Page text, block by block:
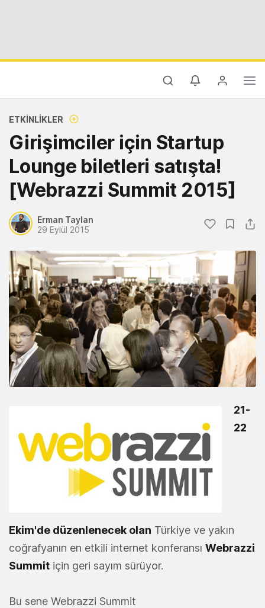
ETKINLIKLER
Girişimciler için Startup
Lounge biletleri satışta!
[Webrazzi Summit 2015]
Erman Taylan
29 Eylül 2015
21-
22
Ekim'de düzenlenecek olan Türkiye ve yakın
coğrafyanın en etkili internet konferansı Webrazzi
Summit için geri sayım sürüyor.
Bu sene Webrazzi Summit